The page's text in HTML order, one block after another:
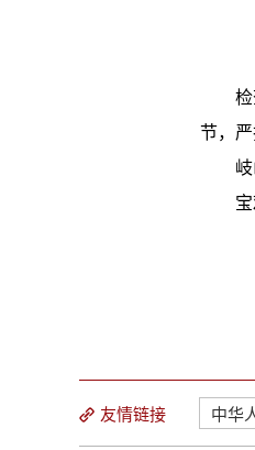
节，
友情链接 中华